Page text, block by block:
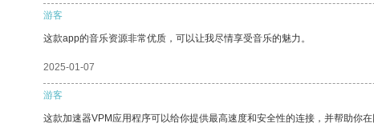
游客
这款app的音乐资源非常优质，可以让我尽情享受音乐的魅力。
2025-01-07
游客
这款加速器VPM应用程序可以给你提供最高速度和安全性的连接，并帮助你在